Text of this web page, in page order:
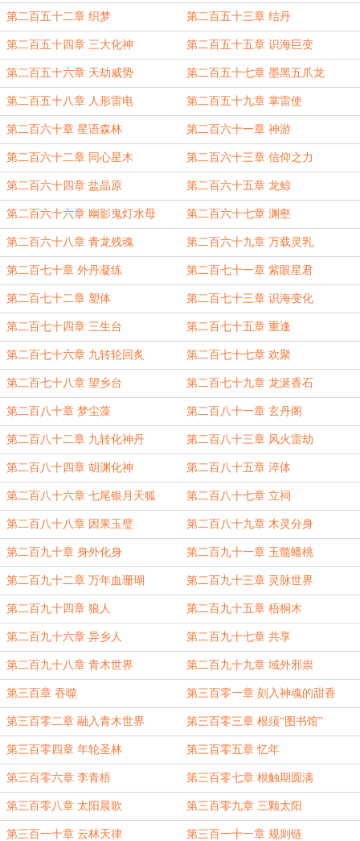
第二百五十二章 织梦 第二百五十三章 结丹
第二百五十四章 三大化神 第二百五十五章 识海巨变
第二百五十六章 天劫威势 第二百五十七章 墨黑五爪龙
第二百五十八章 人形雷电 第二百五十九章 掌雷使
第二百六十章 星语森林 第二百六十一章 神游
第二百六十二章 同心星木 第二百六十三章 信仰之力
第二百六十四章 盐晶原 第二百六十五章 龙鲸
第二百六十六章 幽影鬼灯水母 第二百六十七章 渊壑
第二百六十八章 青龙残魂 第二百六十九章 万载灵乳
第二百七十章 外丹凝练 第二百七十一章 紫眼星君
第二百七十二章 塑体 第二百七十三章 识海变化
第二百七十四章 三生台 第二百七十五章 重逢
第二百七十六章 九转轮回炙 第二百七十七章 欢聚
第二百七十八章 望乡台 第二百七十九章 龙涎香石
第二百八十章 梦尘藻 第二百八十一章 玄丹阁
第二百八十二章 九转化神丹 第二百八十三章 风火雷劫
第二百八十四章 胡渊化神 第二百八十五章 淬体
第二百八十六章 七尾银月天狐 第二百八十七章 立祠
第二百八十八章 因果玉璧 第二百八十九章 木灵分身
第二百九十章 身外化身 第二百九十一章 玉髓蟠桃
第二百九十二章 万年血珊瑚 第二百九十三章 灵脉世界
第二百九十四章 狼人 第二百九十五章 梧桐木
第二百九十六章 异乡人 第二百九十七章 共享
第二百九十八章 青木世界 第二百九十九章 域外邪祟
第三百章 吞噬 第三百零一章 刻入神魂的甜香
第三百零二章 融入青木世界 第三百零三章 根须“图书馆”
第三百零四章 年轮圣林 第三百零五章 忆年
第三百零六章 李青梧 第三百零七章 根触期圆满
第三百零八章 太阳晨歌 第三百零九章 三颗太阳
第三百一十章 云林天律 第三百一十一章 规则链